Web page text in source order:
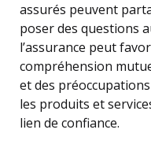
assurés peuvent
poser des questions
l’assurance peut
compréhension
et des
les produits et
lien de confiance.